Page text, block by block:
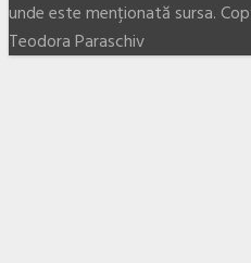
unde este menţionată sursa.
Teodora Paraschiv